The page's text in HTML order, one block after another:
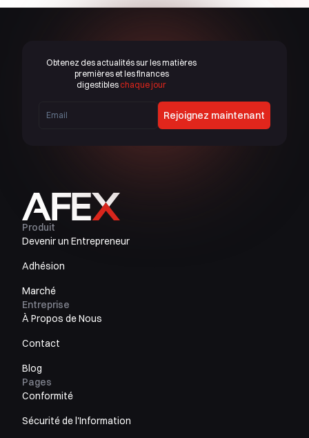
Obtenez des actualités sur les matières
premières et les finances
digestibles chaque jour
Rejoignez maintenant
Produit
Devenir un Entrepreneur
Adhésion
Marché
Entreprise
À Propos de Nous
Contact
Blog
Pages
Conformité
Sécurité de l'Information